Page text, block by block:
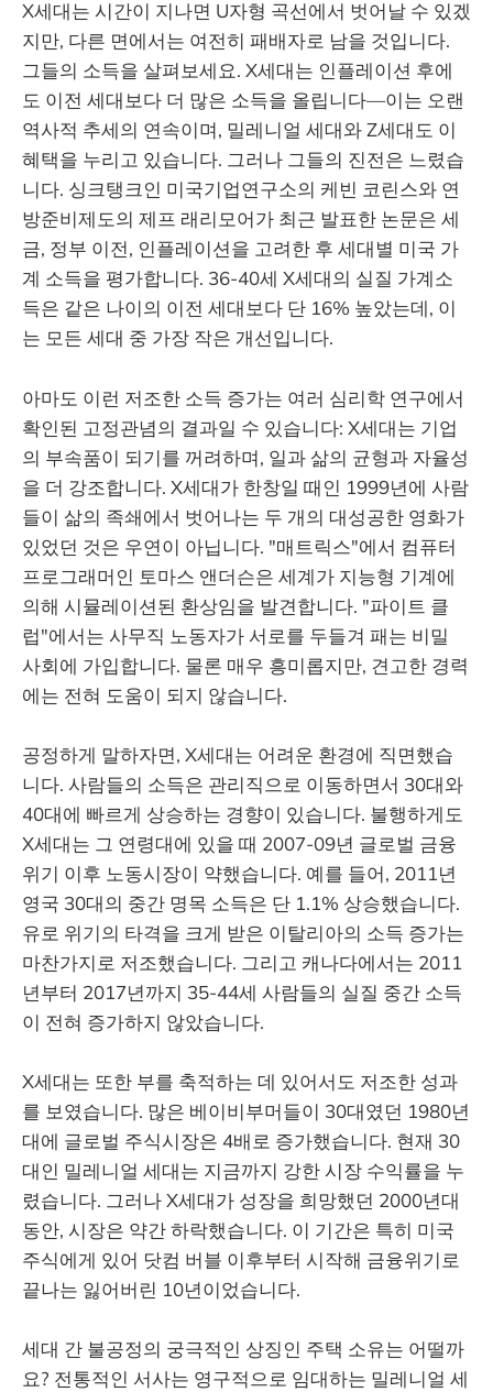
X세대는 시간이 지나면 U자형 곡선에서 벗어날 수 있겠
지만, 다른 면에서는 여전히 패배자로 남을 것입니다.
그들의 소득을 살펴보세요. X세대는 인플레이션 후에
도 이전 세대보다 더 많은 소득을 올립니다—이는 오랜
역사적 추세의 연속이며, 밀레니얼 세대와 Z세대도 이
혜택을 누리고 있습니다. 그러나 그들의 진전은 느렸습
니다. 싱크탱크인 미국기업연구소의 케빈 코린스와 연
방준비제도의 제프 래리모어가 최근 발표한 논문은 세
금, 정부 이전, 인플레이션을 고려한 후 세대별 미국 가
계 소득을 평가합니다. 36-40세 X세대의 실질 가계소
득은 같은 나이의 이전 세대보다 단 16% 높았는데, 이
는 모든 세대 중 가장 작은 개선입니다.
아마도 이런 저조한 소득 증가는 여러 심리학 연구에서
확인된 고정관념의 결과일 수 있습니다: X세대는 기업
의 부속품이 되기를 꺼려하며, 일과 삶의 균형과 자율성
을 더 강조합니다. X세대가 한창일 때인 1999년에 사람
들이 삶의 족쇄에서 벗어나는 두 개의 대성공한 영화가
있었던 것은 우연이 아닙니다. "매트릭스"에서 컴퓨터
프로그래머인 토마스 앤더슨은 세계가 지능형 기계에
의해 시뮬레이션된 환상임을 발견합니다. "파이트 클
럽"에서는 사무직 노동자가 서로를 두들겨 패는 비밀
사회에 가입합니다. 물론 매우 흥미롭지만, 견고한 경력
에는 전혀 도움이 되지 않습니다.
공정하게 말하자면, X세대는 어려운 환경에 직면했습
니다. 사람들의 소득은 관리직으로 이동하면서 30대와
40대에 빠르게 상승하는 경향이 있습니다. 불행하게도
X세대는 그 연령대에 있을 때 2007-09년 글로벌 금융
위기 이후 노동시장이 약했습니다. 예를 들어, 2011년
영국 30대의 중간 명목 소득은 단 1.1% 상승했습니다.
유로 위기의 타격을 크게 받은 이탈리아의 소득 증가는
마찬가지로 저조했습니다. 그리고 캐나다에서는 2011
년부터 2017년까지 35-44세 사람들의 실질 중간 소득
이 전혀 증가하지 않았습니다.
X세대는 또한 부를 축적하는 데 있어서도 저조한 성과
를 보였습니다. 많은 베이비부머들이 30대였던 1980년
대에 글로벌 주식시장은 4배로 증가했습니다. 현재 30
대인 밀레니얼 세대는 지금까지 강한 시장 수익률을 누
렸습니다. 그러나 X세대가 성장을 희망했던 2000년대
동안, 시장은 약간 하락했습니다. 이 기간은 특히 미국
주식에게 있어 닷컴 버블 이후부터 시작해 금융위기로
끝나는 잃어버린 10년이었습니다.
세대 간 불공정의 궁극적인 상징인 주택 소유는 어떨까
요? 전통적인 서사는 영구적으로 임대하는 밀레니얼 세